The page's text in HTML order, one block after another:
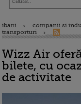
ibani
companii si
transporturi
Wizz Air
bilete, cu
de activitate